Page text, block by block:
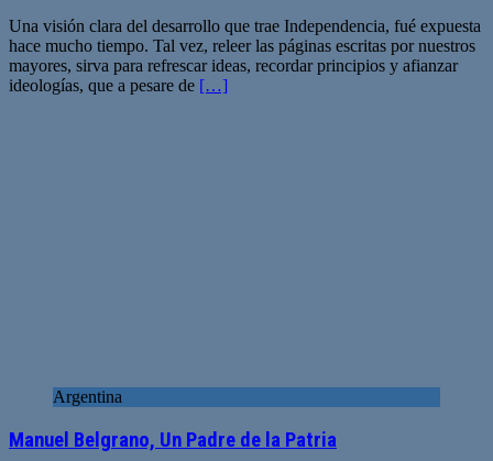
Una visión clara del desarrollo que trae Independencia, fué expuesta
hace mucho tiempo. Tal vez, releer las páginas escritas por nuestros
mayores, sirva para refrescar ideas, recordar principios y afianzar
ideologías, que a pesare de […]
Argentina
Manuel Belgrano, Un Padre de la Patria